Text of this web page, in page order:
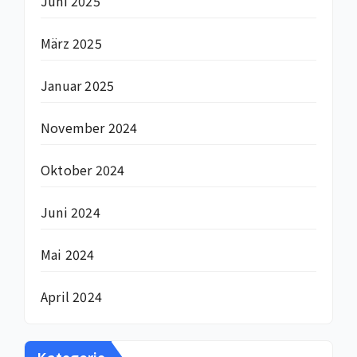
März 2025
Januar 2025
November 2024
Oktober 2024
Juni 2024
Mai 2024
April 2024